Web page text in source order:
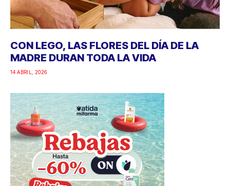
CON LEGO, LAS FLORES DEL DÍA DE LA
MADRE DURAN TODA LA VIDA
14 ABRIL, 2026